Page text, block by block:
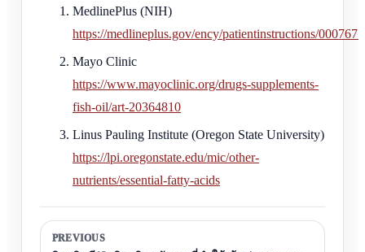
MedlinePlus (NIH)
https://medlineplus.gov/ency/patientinstructions/
Mayo Clinic
https://www.mayoclinic.org/drugs-supplements-
fish-oil/art-20364810
Linus Pauling Institute (Oregon State University)
https://lpi.oregonstate.edu/mic/other-
nutrients/essential-fatty-acids
PREVIOUS